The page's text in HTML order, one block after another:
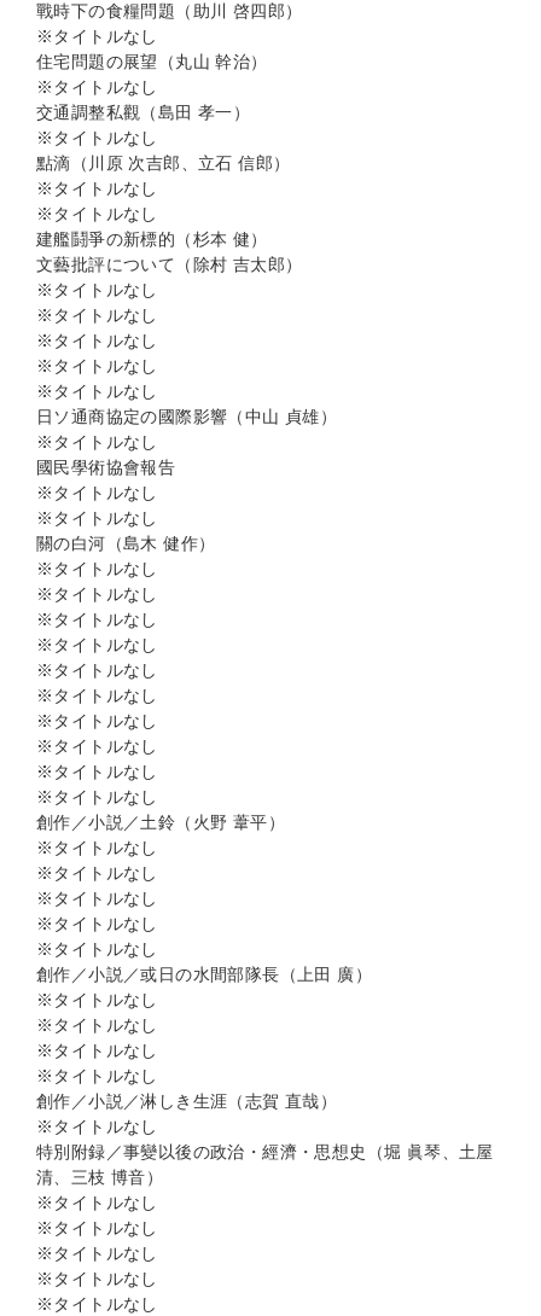
戰時下の食糧問題（助川 啓四郎）
※タイトルなし
住宅問題の展望（丸山 幹治）
※タイトルなし
交通調整私觀（島田 孝一）
※タイトルなし
點滴（川原 次吉郎、立石 信郎）
※タイトルなし
※タイトルなし
建艦鬪爭の新標的（杉本 健）
文藝批評について（除村 吉太郎）
※タイトルなし
※タイトルなし
※タイトルなし
※タイトルなし
※タイトルなし
日ソ通商協定の國際影響（中山 貞雄）
※タイトルなし
國民學術協會報告
※タイトルなし
※タイトルなし
關の白河（島木 健作）
※タイトルなし
※タイトルなし
※タイトルなし
※タイトルなし
※タイトルなし
※タイトルなし
※タイトルなし
※タイトルなし
※タイトルなし
※タイトルなし
創作／小説／土鈴（火野 葦平）
※タイトルなし
※タイトルなし
※タイトルなし
※タイトルなし
※タイトルなし
創作／小説／或日の水間部隊長（上田 廣）
※タイトルなし
※タイトルなし
※タイトルなし
※タイトルなし
創作／小説／淋しき生涯（志賀 直哉）
※タイトルなし
特別附録／事變以後の政治・經濟・思想史（堀 眞琴、土屋
清、三枝 博音）
※タイトルなし
※タイトルなし
※タイトルなし
※タイトルなし
※タイトルなし